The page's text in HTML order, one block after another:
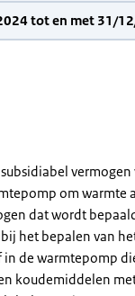
tot en met 31/
om warmte
dat wordt
het bepalen van
in de warmtepomp
koudemiddelen